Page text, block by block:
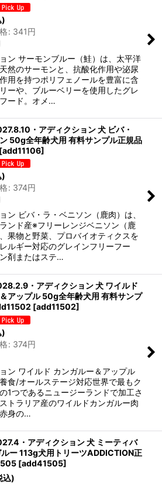
)
: 341円
ン サーモンブルー（鮭）は、太平洋
然のサーモンと、抗酸化作用や泌尿
用を持つポリフェノールを豊富に含
ーや、ブルーベリーを使用したグレ
ード。オメ…
・アディクション 犬 ビバ・
50g全年齢犬用 有料サンプル正規品
[add11106]
)
: 374円
ン ビバ・ラ・ベニソン（鹿肉）は、
ンド産※フリーレンジベニソン（鹿
果物と野菜、プロバイオティクスを
ルギー対応のグレインフリーフー
剤またはステ…
・アディクション 犬 ワイルド
アップル 50g全年齢犬用 有料サンプ
[add11502]
)
: 374円
ン ワイルド カンガルー＆アップル
食/オールステージ対応世界で最もク
1つであるニュージーランドで加工さ
トラリア産のワイルドカンガルー肉
身の…
・アディクション 犬 ミーティバ
ー 113g犬用トリーツADDICTION正
[add41505]
込)